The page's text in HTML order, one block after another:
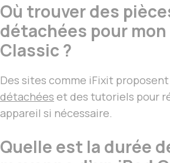
Où trouver des
détachées pour mon
Classic ?
Des sites comme iFixit
détachées et des tutoriels pour
appareil si nécessaire.
Quelle est la durée